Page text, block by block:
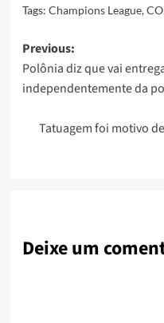
Tags: Champions League,
Post
navigation
Previous:
Polônia diz que vai
independentemente da
Tatuagem foi motivo
Deixe um